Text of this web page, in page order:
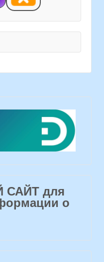
для
о